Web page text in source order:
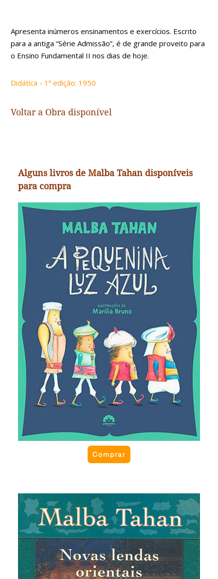
Apresenta inúmeros ensinamentos e exercícios. Escrito
para a antiga “Série Admissão”, é de grande proveito para
o Ensino Fundamental II nos dias de hoje.
Didática - 1ª edição: 1950
Voltar a Obra disponível
Alguns livros de Malba Tahan disponíveis
para compra
A pequenina luz azul
Ao acordar no meio da madrugada, o sultão El-
Khamir ficou intrigado com uma pequenina luz azul
brilhando ao longe. Ele decidiu investigar. Chamou
todos de seu palácio para ajudá-lo. O que seria a
pequenina luz azul? Teria o sultão sua indagação
respondida? Conheça a história e descubra o que
era a pequenina luz azul.
Comprar
Novas lendas orientais
São lendas inspiradas no oriente, que misturam
fantasia, moral e sabedoria. Escritas com a
elegância de Malba Tahan, a obra reúne lendas
como “A primeira rúpia”, “O estratagema de Takla”,
“A fantasia do xeque”, “O domador de elefantes”,